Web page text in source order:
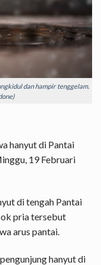
dan hampir tenggelam.
hanyut di Pantai
19 Februari
di tengah Pantai
pria tersebut
arus pantai.
hanyut di